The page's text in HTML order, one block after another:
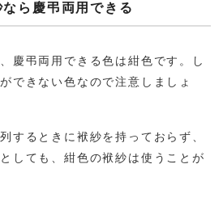
ら慶弔両用できる
慶弔両用できる色は紺色です。し
できない色なので注意しましょ
するときに袱紗を持っておらず、
しても、紺色の袱紗は使うことが